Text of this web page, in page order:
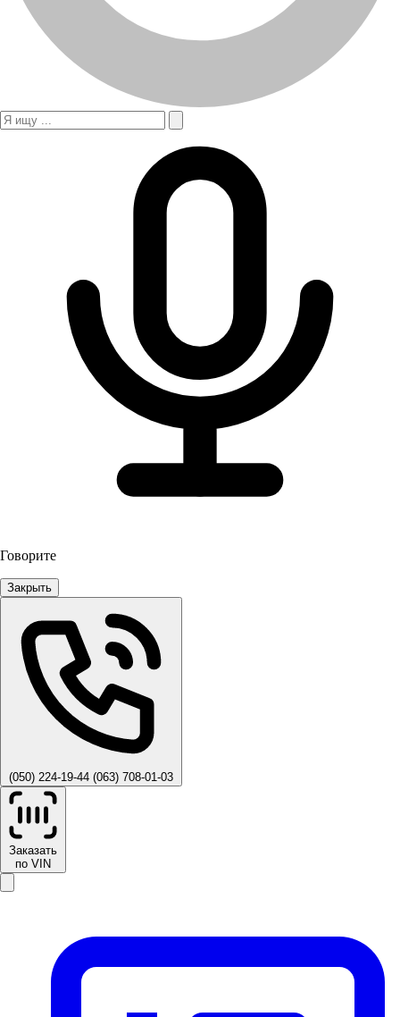
Говорите
Закрыть
(050) 224-19-44 (063) 708-01-03
Заказать
по VIN